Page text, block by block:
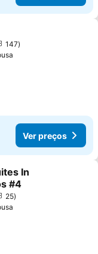
favoritos
147
Ver preços
favoritos
In
#4
25